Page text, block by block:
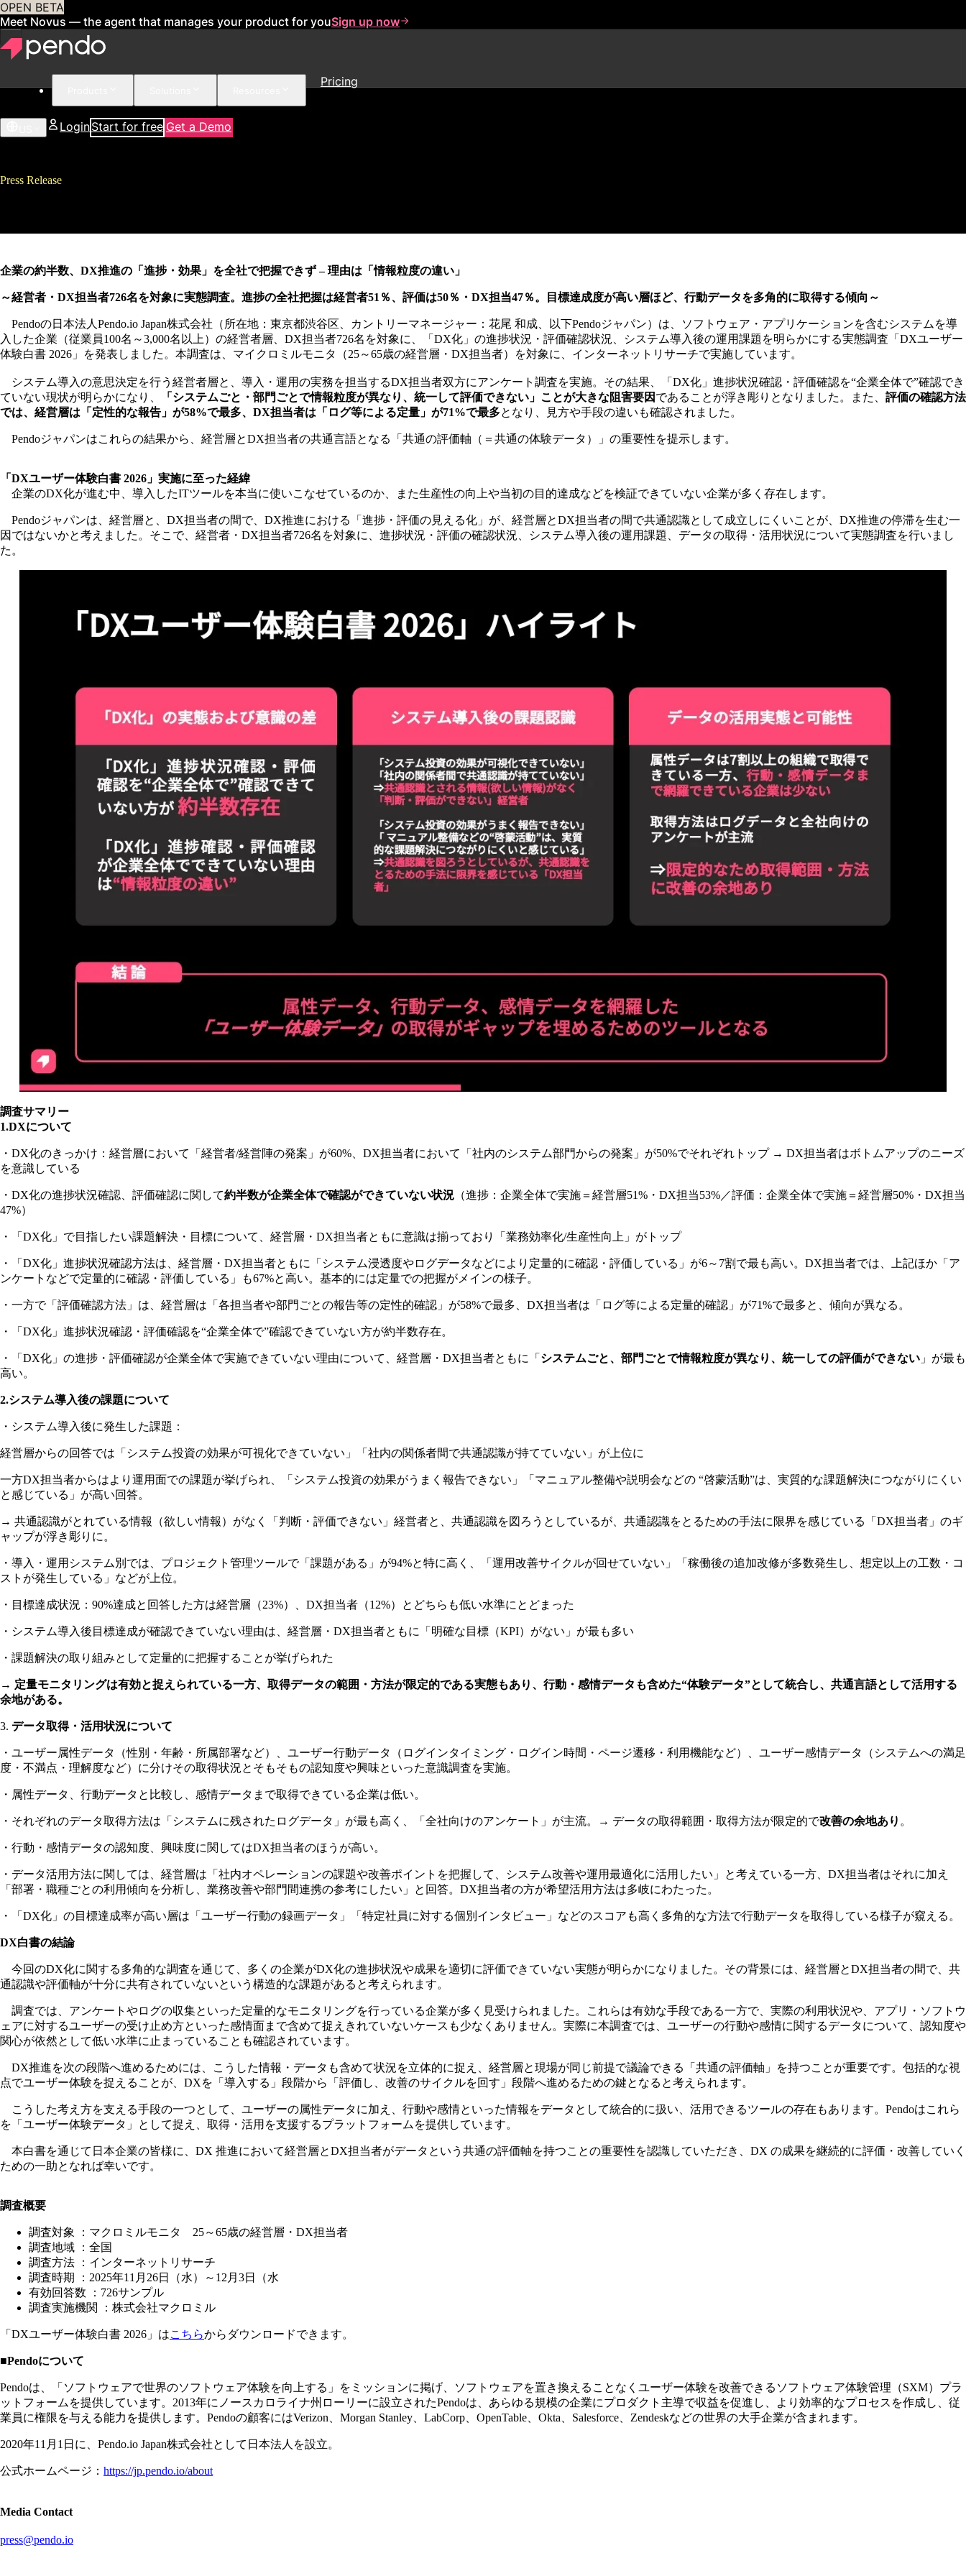
OPEN BETA
Meet Novus — the agent that manages your product for youSign up now
Pricing
LoginStart for free Get a Demo
Press Release
企業の約半数、DX推進の「進捗・効果」を全社で把握できず – 理由は「情報粒度の違い」
～経営者・DX担当者726名を対象に実態調査。進捗の全社把握は経営者51％、評価は50％・DX担当47％。目標達成度が高い層ほど、行動データを多角的に取得する傾向～
Pendoの日本法人Pendo.io Japan株式会社（所在地：東京都渋谷区、カントリーマネージャー：花尾 和成、以下Pendoジャパン）は、ソフトウェア・アプリケーションを含むシステムを導
入した企業（従業員100名～3,000名以上）の経営者層、DX担当者726名を対象に、「DX化」の進捗状況・評価確認状況、システム導入後の運用課題を明らかにする実態調査「DXユーザー
体験白書 2026」を発表しました。本調査は、マイクロミルモニタ（25～65歳の経営層・DX担当者）を対象に、インターネットリサーチで実施しています。
システム導入の意思決定を行う経営者層と、導入・運用の実務を担当するDX担当者双方にアンケート調査を実施。その結果、「DX化」進捗状況確認・評価確認を“企業全体で”確認でき
ていない現状が明らかになり、
「システムごと・部門ごとで情報粒度が異なり、統一して評価できない」ことが大きな阻害要因 であることが浮き彫りとなりました。また、 評価の確認方法
では、経営層は「定性的な報告」が58%で最多、DX担当者は「ログ等による定量」が71%で最多となり、見方や手段の違いも確認されました。
Pendoジャパンはこれらの結果から、経営層とDX担当者の共通言語となる「共通の評価軸（＝共通の体験データ）」の重要性を提示します。
「DXユーザー体験白書 2026」実施に至った経緯
企業のDX化が進む中、導入したITツールを本当に使いこなせているのか、また生産性の向上や当初の目的達成などを検証できていない企業が多く存在します。
Pendoジャパンは、経営層と、DX担当者の間で、DX推進における「進捗・評価の見える化」が、経営層とDX担当者の間で共通認識として成立しにくいことが、DX推進の停滞を生む一
因ではないかと考えました。そこで、経営者・DX担当者726名を対象に、進捗状況・評価の確認状況、システム導入後の運用課題、データの取得・活用状況について実態調査を行いまし
た。
調査サマリー
1.DXについて
・DX化のきっかけ：経営層において「経営者/経営陣の発案」が60%、DX担当者において「社内のシステム部門からの発案」が50%でそれぞれトップ → DX担当者はボトムアップのニーズ
を意識している
・DX化の進捗状況確認、評価確認に関して約半数が企業全体で確認ができていない状況 （進捗：企業全体で実施＝経営層51%・DX担当53%／評価：企業全体で実施＝経営層50%・DX担当
47%）
・「DX化」で目指したい課題解決・目標について、経営層・DX担当者ともに意識は揃っており「業務効率化/生産性向上」がトップ
・「DX化」進捗状況確認方法は、経営層・DX担当者ともに「システム浸透度やログデータなどにより定量的に確認・評価している」が6～7割で最も高い。DX担当者では、上記ほか「ア
ンケートなどで定量的に確認・評価している」も67%と高い。基本的には定量での把握がメインの様子。
・一方で「評価確認方法」は、経営層は「各担当者や部門ごとの報告等の定性的確認」が58%で最多、DX担当者は「ログ等による定量的確認」が71%で最多と、傾向が異なる。
・「DX化」進捗状況確認・評価確認を“企業全体で”確認できていない方が約半数存在。
・「DX化」の進捗・評価確認が企業全体で実施できていない理由について、経営層・DX担当者ともに「 システムごと、部門ごとで情報粒度が異なり、統一しての評価ができない 」が最も
高い。
2.システム導入後の課題について
・システム導入後に発生した課題：
経営層からの回答では「システム投資の効果が可視化できていない」「社内の関係者間で共通認識が持てていない」が上位に
一方DX担当者からはより運用面での課題が挙げられ、「システム投資の効果がうまく報告できない」「マニュアル整備や説明会などの “啓蒙活動”は、実質的な課題解決につながりにくい
と感じている」が高い回答。
→ 共通認識がとれている情報（欲しい情報）がなく「判断・評価できない」経営者と、共通認識を図ろうとしているが、共通認識をとるための手法に限界を感じている「DX担当者」のギ
ャップが浮き彫りに。
・導入・運用システム別では、プロジェクト管理ツールで「課題がある」が94%と特に高く、「運用改善サイクルが回せていない」「稼働後の追加改修が多数発生し、想定以上の工数・コ
ストが発生している」などが上位。
・目標達成状況：90%達成と回答した方は経営層（23%）、DX担当者（12%）とどちらも低い水準にとどまった
・システム導入後目標達成が確認できていない理由は、経営層・DX担当者ともに「明確な目標（KPI）がない」が最も多い
・課題解決の取り組みとして定量的に把握することが挙げられた
→ 定量モニタリングは有効と捉えられている一方、取得データの範囲・方法が限定的である実態もあり、行動・感情データも含めた“体験データ”として統合し、共通言語として活用する
余地がある。
3. データ取得・活用状況について
・ユーザー属性データ（性別・年齢・所属部署など）、ユーザー行動データ（ログインタイミング・ログイン時間・ページ遷移・利用機能など）、ユーザー感情データ（システムへの満足
度・不満点・理解度など）に分けその取得状況とそもそもの認知度や興味といった意識調査を実施。
・属性データ、行動データと比較し、感情データまで取得できている企業は低い。
・それぞれのデータ取得方法は「システムに残されたログデータ」が最も高く、「全社向けのアンケート」が主流。→ データの取得範囲・取得方法が限定的で改善の余地あり 。
・行動・感情データの認知度、興味度に関してはDX担当者のほうが高い。
・データ活用方法に関しては、経営層は「社内オペレーションの課題や改善ポイントを把握して、システム改善や運用最適化に活用したい」と考えている一方、DX担当者はそれに加え
「部署・職種ごとの利用傾向を分析し、業務改善や部門間連携の参考にしたい」と回答。DX担当者の方が希望活用方法は多岐にわたった。
・「DX化」の目標達成率が高い層は「ユーザー行動の録画データ」「特定社員に対する個別インタビュー」などのスコアも高く多角的な方法で行動データを取得している様子が窺える。
DX白書の結論
今回のDX化に関する多角的な調査を通じて、多くの企業がDX化の進捗状況や成果を適切に評価できていない実態が明らかになりました。その背景には、経営層とDX担当者の間で、共
通認識や評価軸が十分に共有されていないという構造的な課題があると考えられます。
調査では、アンケートやログの収集といった定量的なモニタリングを行っている企業が多く見受けられました。これらは有効な手段である一方で、実際の利用状況や、アプリ・ソフトウ
ェアに対するユーザーの受け止め方といった感情面まで含めて捉えきれていないケースも少なくありません。実際に本調査では、ユーザーの行動や感情に関するデータについて、認知度や
関心が依然として低い水準に止まっていることも確認されています。
DX推進を次の段階へ進めるためには、こうした情報・データも含めて状況を立体的に捉え、経営層と現場が同じ前提で議論できる「共通の評価軸」を持つことが重要です。包括的な視
点でユーザー体験を捉えることが、DXを「導入する」段階から「評価し、改善のサイクルを回す」段階へ進めるための鍵となると考えられます。
こうした考え方を支える手段の一つとして、ユーザーの属性データに加え、行動や感情といった情報をデータとして統合的に扱い、活用できるツールの存在もあります。Pendoはこれら
を「ユーザー体験データ」として捉え、取得・活用を支援するプラットフォームを提供しています。
本白書を通じて日本企業の皆様に、DX 推進において経営層とDX担当者がデータという共通の評価軸を持つことの重要性を認識していただき、DX の成果を継続的に評価・改善していく
ための一助となれば幸いです。
調査概要
調査対象 ：マクロミルモニタ 25～65歳の経営層・DX担当者
調査地域 ：全国
調査方法 ：インターネットリサーチ
調査時期 ：2025年11月26日（水）～12月3日（水
有効回答数 ：726サンプル
調査実施機関 ：株式会社マクロミル
「DXユーザー体験白書 2026」はこちらからダウンロードできます。
■Pendoについて
Pendoは、「ソフトウェアで世界のソフトウェア体験を向上する」をミッションに掲げ、ソフトウェアを置き換えることなくユーザー体験を改善できるソフトウェア体験管理（SXM）プラ
ットフォームを提供しています。2013年にノースカロライナ州ローリーに設立されたPendoは、あらゆる規模の企業にプロダクト主導で収益を促進し、より効率的なプロセスを作成し、従
業員に権限を与える能力を提供します。Pendoの顧客にはVerizon、Morgan Stanley、LabCorp、OpenTable、Okta、Salesforce、Zendeskなどの世界の大手企業が含まれます。
2020年11月1日に、Pendo.io Japan株式会社として日本法人を設立。
公式ホームページ： https://jp.pendo.io/about
Media Contact
press@pendo.io